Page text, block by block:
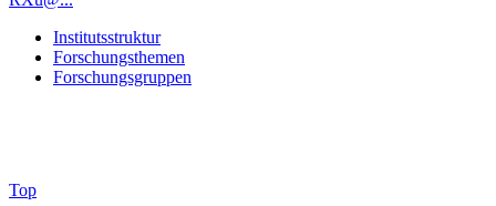
Institutsstruktur
Forschungsthemen
Forschungsgruppen
Top